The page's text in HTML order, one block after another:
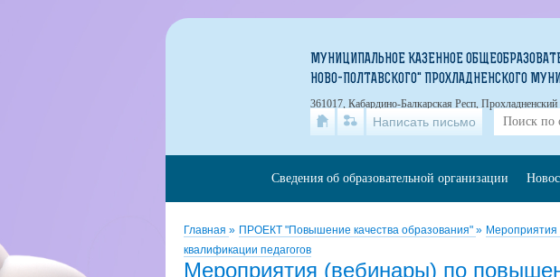
Главная » ПРОЕКТ "Повышение качества образования" »
квалификации педагогов
Мероприятия (вебинары) по
МУНИЦИПАЛЬНОЕ КАЗЕННОЕ
НОВО-ПОЛТАВСКОГО" ПРОХЛАДНЕНСКОГО
361017, Кабардино-Балкарская Респ,
Написать письмо
Сведения об образовательной организации